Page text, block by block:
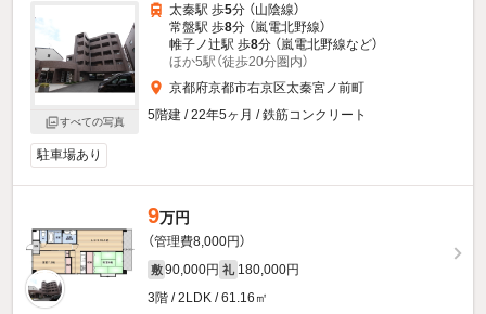
すべての写真
太秦駅 歩5分 （山陰線）
常盤駅 歩8分 （嵐電北野線）
帷子ノ辻駅 歩8分 （嵐電北野線など）
ほか5駅（徒歩20分圏内）
京都府京都市右京区太秦宮ノ前町
5階建 / 22年5ヶ月 / 鉄筋コンクリート
駐車場あり
9万円
（管理費8,000円）
敷 90,000円 礼 180,000円
3階 / 2LDK / 61.16㎡